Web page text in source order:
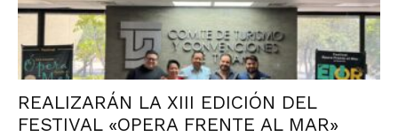
REALIZARÁN LA XIII EDICIÓN DEL
FESTIVAL «OPERA FRENTE AL MAR»